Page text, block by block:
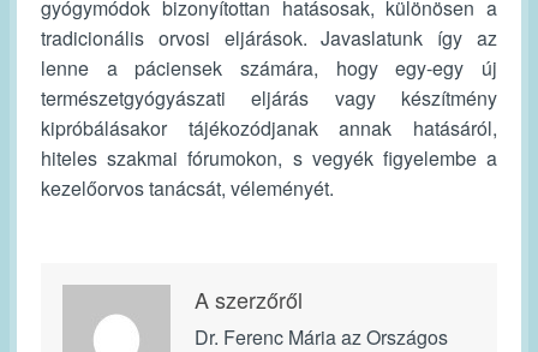
gyógymódok bizonyítottan hatásosak, különösen a
tradicionális orvosi eljárások. Javaslatunk így az
lenne a páciensek számára, hogy egy-egy új
természetgyógyászati eljárás vagy készítmény
kipróbálásakor tájékozódjanak annak hatásáról,
hiteles szakmai fórumokon, s vegyék figyelembe a
kezelőorvos tanácsát, véleményét.
A szerzőről
Dr. Ferenc Mária az Országos